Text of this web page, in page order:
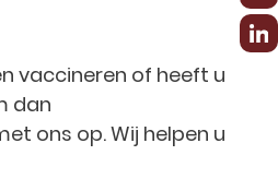
vaccineren of heeft u
dan
ons op. Wij helpen u